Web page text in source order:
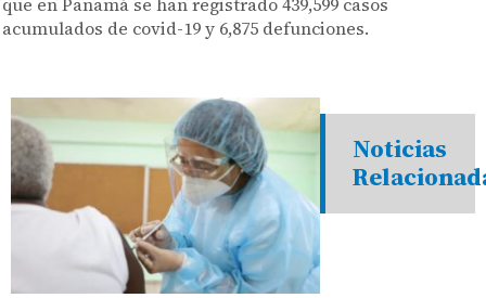
acumulados de covid-19 y 6,875 defunciones.
Noticias